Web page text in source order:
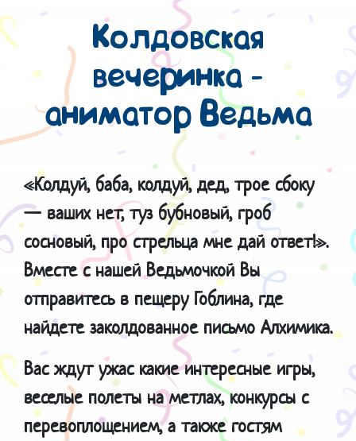
Колдовская
вечеринка -
аниматор Ведьма
«Колдуй, баба, колдуй, дед, трое сбоку
— ваших нет, туз бубновый, гроб
сосновый, про стрельца мне дай ответ!».
Вместе с нашей Ведьмочкой Вы
отправитесь в пещеру Гоблина, где
найдете заколдованное письмо Алхимика.
Вас ждут ужас какие интересные игры,
веселые полеты на метлах, конкурсы с
перевоплощением, а также гостям